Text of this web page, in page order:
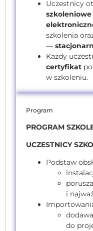
Uczestnicy
szkolenia
—
Każdy
certyfikat
w szkoleniu.
Program
PROGRAM
UCZESTNICY
Podstaw
i
do